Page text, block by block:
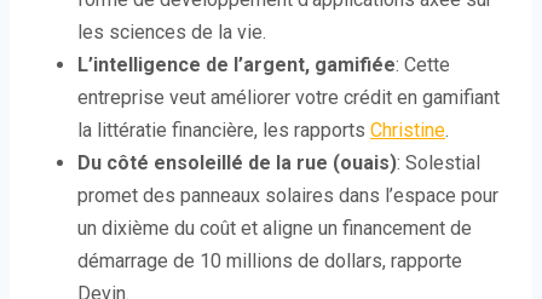
les sciences de la vie.
L’intelligence de l’argent, gamifiée: Cette
entreprise veut améliorer votre crédit en gamifiant
la littératie financière, les rapports Christine.
Du côté ensoleillé de la rue (ouais): Solestial
promet des panneaux solaires dans l’espace pour
un dixième du coût et aligne un financement de
démarrage de 10 millions de dollars, rapporte
Devin.